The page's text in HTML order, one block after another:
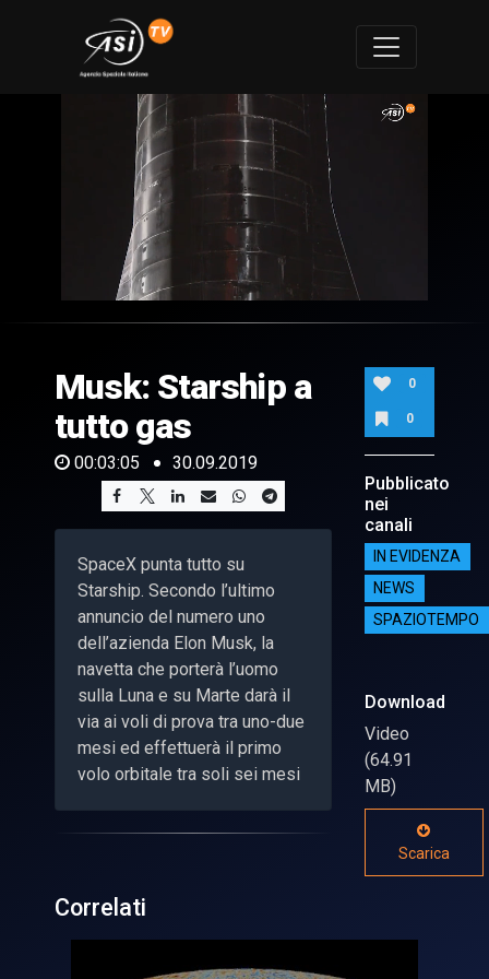
of
5
seconds
Musk: Starship a
tutto gas
00:03:05 30.09.2019
SpaceX punta tutto su
Starship. Secondo l’ultimo
annuncio del numero uno
dell’azienda Elon Musk, la
navetta che porterà l’uomo
sulla Luna e su Marte darà il
via ai voli di prova tra uno-due
mesi ed effettuerà il primo
volo orbitale tra soli sei mesi
0
0
Pubblicato
nei
canali
IN EVIDENZA
NEWS
SPAZIOTEMPO
Download
Video
(64.91
MB)
Scarica
Correlati